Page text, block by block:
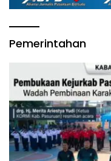
Pemerintahan